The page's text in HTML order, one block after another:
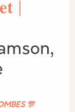
|
🎊